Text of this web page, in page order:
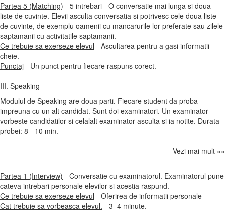
Partea 5 (Matching) - 5 intrebari - O conversatie mai lunga si doua
liste de cuvinte. Elevii asculta conversatia si potrivesc cele doua liste
de cuvinte, de exemplu oamenii cu mancarurile lor preferate sau zilele
saptamanii cu activitatile saptamanii.
Ce trebuie sa exerseze elevul - Ascultarea pentru a gasi informatii
cheie.
Punctaj - Un punct pentru fiecare raspuns corect.
III. Speaking
Modulul de Speaking are doua parti. Fiecare student da proba
impreuna cu un alt candidat. Sunt doi examinatori. Un examinator
vorbeste candidatilor si celalalt examinator asculta si ia notite. Durata
probei: 8 - 10 min.
Vezi mai mult »»
Partea 1 (Interview) - Conversatie cu examinatorul. Examinatorul pune
cateva intrebari personale elevilor si acestia raspund.
Ce trebuie sa exerseze elevul - Oferirea de informatii personale
Cat trebuie sa vorbeasca elevul. - 3–4 minute.